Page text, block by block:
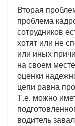
Вторая
проблема
сотрудников
хотят или не
или иных
на своем
оценки
цепи равна
Т.е. можно
водитель